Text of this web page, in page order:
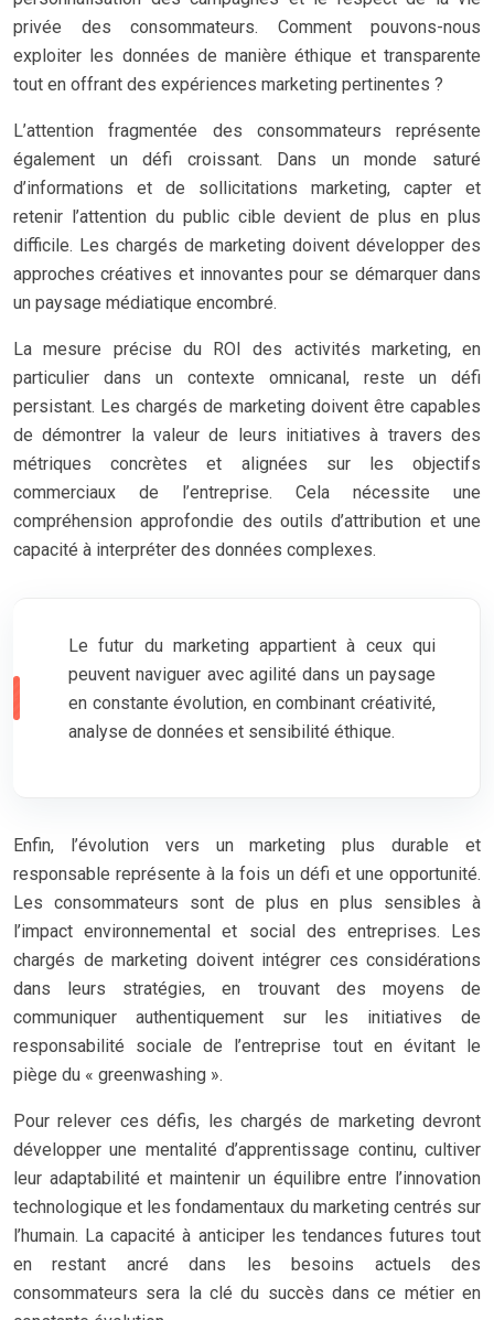
privée des consommateurs. Comment pouvons-nous
exploiter les données de manière éthique et transparente
tout en offrant des expériences marketing pertinentes ?
L’attention fragmentée des consommateurs représente
également un défi croissant. Dans un monde saturé
d’informations et de sollicitations marketing, capter et
retenir l’attention du public cible devient de plus en plus
difficile. Les chargés de marketing doivent développer des
approches créatives et innovantes pour se démarquer dans
un paysage médiatique encombré.
La mesure précise du ROI des activités marketing, en
particulier dans un contexte omnicanal, reste un défi
persistant. Les chargés de marketing doivent être capables
de démontrer la valeur de leurs initiatives à travers des
métriques concrètes et alignées sur les objectifs
commerciaux de l’entreprise. Cela nécessite une
compréhension approfondie des outils d’attribution et une
capacité à interpréter des données complexes.
Le futur du marketing appartient à ceux qui
peuvent naviguer avec agilité dans un paysage
en constante évolution, en combinant créativité,
analyse de données et sensibilité éthique.
Enfin, l’évolution vers un marketing plus durable et
responsable représente à la fois un défi et une opportunité.
Les consommateurs sont de plus en plus sensibles à
l’impact environnemental et social des entreprises. Les
chargés de marketing doivent intégrer ces considérations
dans leurs stratégies, en trouvant des moyens de
communiquer authentiquement sur les initiatives de
responsabilité sociale de l’entreprise tout en évitant le
piège du « greenwashing ».
Pour relever ces défis, les chargés de marketing devront
développer une mentalité d’apprentissage continu, cultiver
leur adaptabilité et maintenir un équilibre entre l’innovation
technologique et les fondamentaux du marketing centrés sur
l’humain. La capacité à anticiper les tendances futures tout
en restant ancré dans les besoins actuels des
consommateurs sera la clé du succès dans ce métier en